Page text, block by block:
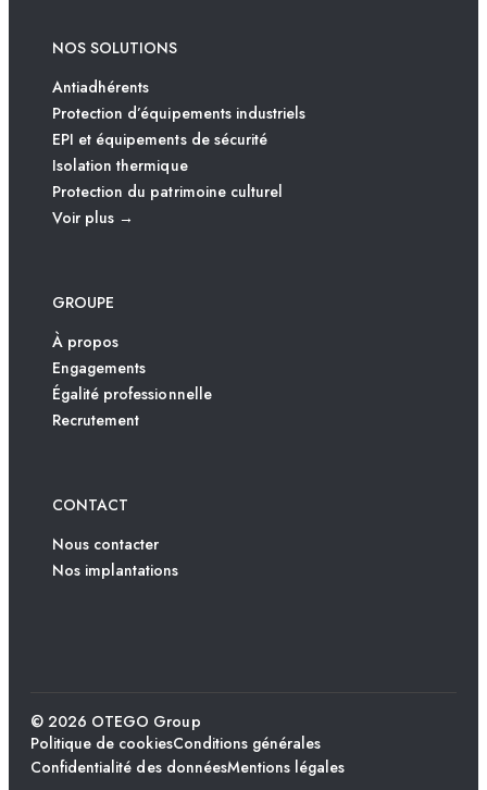
NOS SOLUTIONS
Antiadhérents
Protection d’équipements industriels
EPI et équipements de sécurité
Isolation thermique
Protection du patrimoine culturel
Voir plus →
GROUPE
À propos
Engagements
Égalité professionnelle
Recrutement
CONTACT
Nous contacter
Nos implantations
© 2026 OTEGO Group
Politique de cookiesConditions générales
Confidentialité des donnéesMentions légales